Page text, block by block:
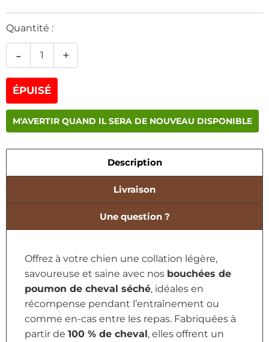
Quantité :
+
-
ÉPUISÉ
M'AVERTIR QUAND IL SERA DE NOUVEAU DISPONIBLE
Description
Livraison
Une question ?
Offrez à votre chien une collation légère,
savoureuse et saine avec nos bouchées de
poumon de cheval séché, idéales en
récompense pendant l’entraînement ou
comme en-cas entre les repas. Fabriquées à
partir de 100 % de cheval, elles offrent un